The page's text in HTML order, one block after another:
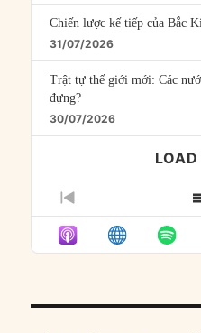
Chiến lược kế tiếp của Bắc
31/07/2026
Trật tự thế giới mới: Các
đựng?
30/07/2026
PREVIOUS
EPISODE